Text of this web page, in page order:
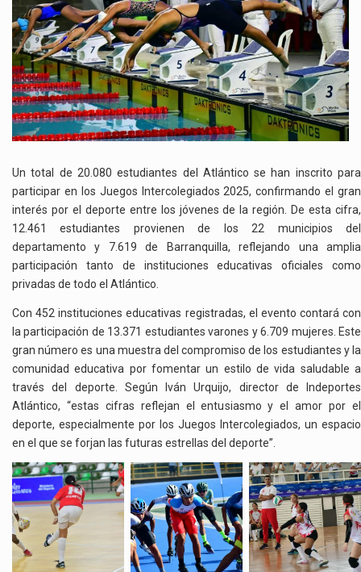
20.080
ESTUDIANTES
INSCRITOS
PARA
LOS
JUEGOS
INTERCOLEGIADOS
2025
Un total de 20.080 estudiantes del Atlántico se han inscrito para
participar en los Juegos Intercolegiados 2025, confirmando el gran
interés por el deporte entre los jóvenes de la región. De esta cifra,
12.461 estudiantes provienen de los 22 municipios del
departamento y 7.619 de Barranquilla, reflejando una amplia
participación tanto de instituciones educativas oficiales como
privadas de todo el Atlántico.
Con 452 instituciones educativas registradas, el evento contará con
la participación de 13.371 estudiantes varones y 6.709 mujeres. Este
gran número es una muestra del compromiso de los estudiantes y la
comunidad educativa por fomentar un estilo de vida saludable a
través del deporte. Según Iván Urquijo, director de Indeportes
Atlántico, “estas cifras reflejan el entusiasmo y el amor por el
deporte, especialmente por los Juegos Intercolegiados, un espacio
en el que se forjan las futuras estrellas del deporte”.